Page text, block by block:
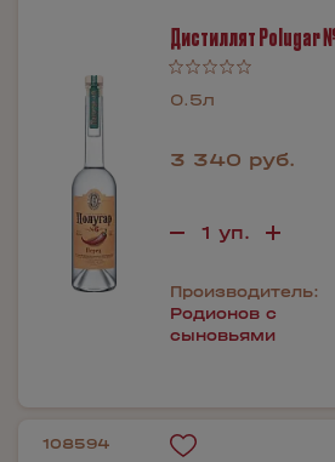
Дистиллят Polugar
0.5л
3 340 руб.
Производитель:
Родионов с
сыновьями
108594